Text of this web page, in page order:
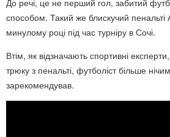
До речі, це не перший гол, забитий
способом. Такий же блискучий пенальті
минулому році під час турніру в Сочі.
Втім, як відзначають спортивні
трюку з пенальті, футболіст більше
зарекомендував.